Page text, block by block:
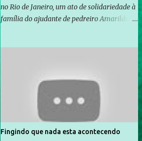
no Rio de Janeiro, um ato de solidariedade à
família do ajudante de pedreiro Amarildo de
Rocinha. A assessora de Direitos Humanos
da Anistia Internacional, Renata Neder, disse
à Agência Brasil que ações e atividades de
mobilização são feitas normalmente pela
organização não governamental. As ações
de solidariedade são promovidas em apoio
Fingindo que nada esta acontecendo